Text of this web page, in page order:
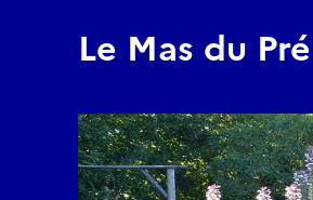
Le Mas du Pré